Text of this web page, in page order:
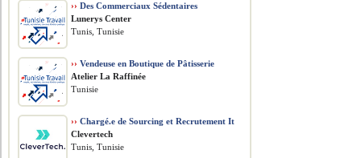
›› Des Commerciaux Sédentaires
Lunerys Center
Tunis, Tunisie
›› Vendeuse en Boutique de Pâtisserie
Atelier La Raffinée
Tunisie
›› Chargé.e de Sourcing et Recrutement It
Clevertech
Tunis, Tunisie